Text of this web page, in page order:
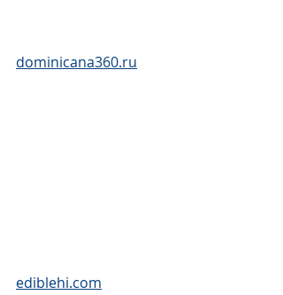
dominicana360.ru
ediblehi.com